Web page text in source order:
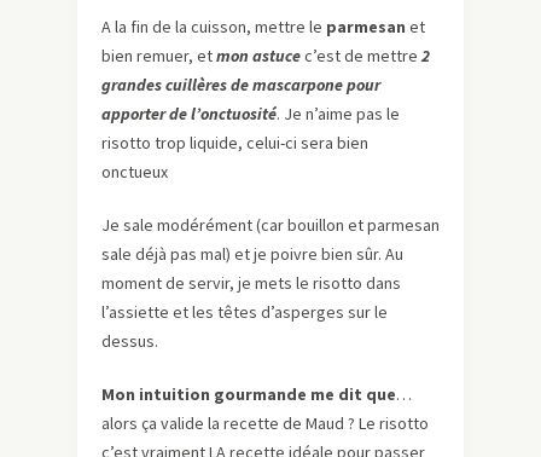
A la fin de la cuisson, mettre le parmesan et
bien remuer, etmon astucec’est de mettre 2
grandes cuillères de mascarpone pour
apporter de l’onctuosité. Je n’aime pas le
risotto trop liquide, celui-ci sera bien
onctueux
Je sale modérément (car bouillon et parmesan
sale déjà pas mal) et je poivre bien sûr. Au
moment de servir, je mets le risotto dans
l’assiette et les têtes d’asperges sur le
dessus.
Mon intuition gourmande me dit que…
alors ça valide la recette de Maud ? Le risotto
c’est vraiment LA recette idéale pour passer